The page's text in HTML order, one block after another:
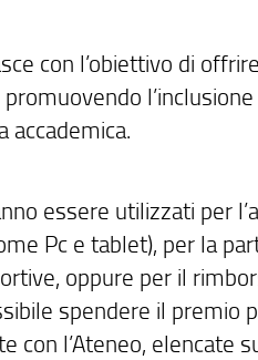
con l’obiettivo di
accademica.
essere utilizzati per
Pc e tablet), per la
oppure per il
spendere il premio
con l’Ateneo, elencate